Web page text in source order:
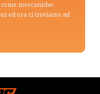
meccaniche:
ed ora ci troviamo ad